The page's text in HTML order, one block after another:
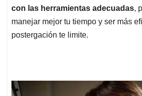
con las herramientas adecuadas,
manejar mejor tu tiempo y ser más
postergación te limite.